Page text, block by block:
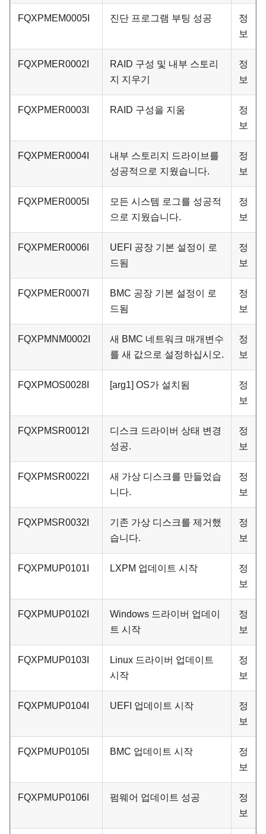
FQXPMEM0005I 진단 프로그램 부팅 성공
정
보
FQXPMER0002I
RAID 구성 및 내부 스토리
지 지우기
정
보
FQXPMER0003I RAID 구성을 지움
정
보
FQXPMER0004I
내부 스토리지 드라이브를
성공적으로 지웠습니다.
정
보
FQXPMER0005I
모든 시스템 로그를 성공적
으로 지웠습니다.
정
보
FQXPMER0006I
UEFI 공장 기본 설정이 로
드됨
정
보
FQXPMER0007I
BMC 공장 기본 설정이 로
드됨
정
보
FQXPMNM0002I
새 BMC 네트워크 매개변수
를 새 값으로 설정하십시오.
정
보
FQXPMOS0028I [arg1] OS가 설치됨
정
보
FQXPMSR0012I
디스크 드라이버 상태 변경
성공.
정
보
FQXPMSR0022I
새 가상 디스크를 만들었습
니다.
정
보
FQXPMSR0032I
기존 가상 디스크를 제거했
습니다.
정
보
FQXPMUP0101I LXPM 업데이트 시작
정
보
FQXPMUP0102I
Windows 드라이버 업데이
트 시작
정
보
FQXPMUP0103I
Linux 드라이버 업데이트
시작
정
보
FQXPMUP0104I UEFI 업데이트 시작
정
보
FQXPMUP0105I BMC 업데이트 시작
정
보
FQXPMUP0106I 펌웨어 업데이트 성공
정
보